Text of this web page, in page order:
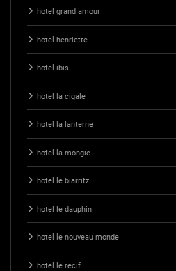
hotel grand amour
hotel henriette
hotel ibis
hotel la cigale
hotel la lanterne
hotel la mongie
hotel le biarritz
hotel le dauphin
hotel le nouveau monde
hotel le recif